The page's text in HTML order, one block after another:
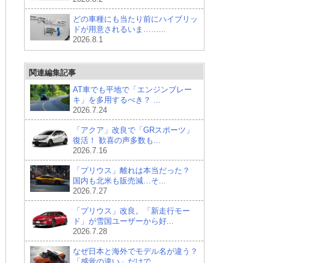
どの車種にも当たり前にハイブリッ
ドが用意されるいま……...
2026.8.1
関連編集記事
AT車でも平地で「エンジンブレー
キ」を多用するべき？ ...
2026.7.24
「アクア」改良で「GRスポーツ」
復活！ 歓喜の声多数も...
2026.7.16
「プリウス」離れは本当だった？
国内も北米も販売減…そ...
2026.7.27
「プリウス」改良。「新走行モー
ド」が雪国ユーザーから好...
2026.7.28
なぜ日本と海外でモデル名が違う？